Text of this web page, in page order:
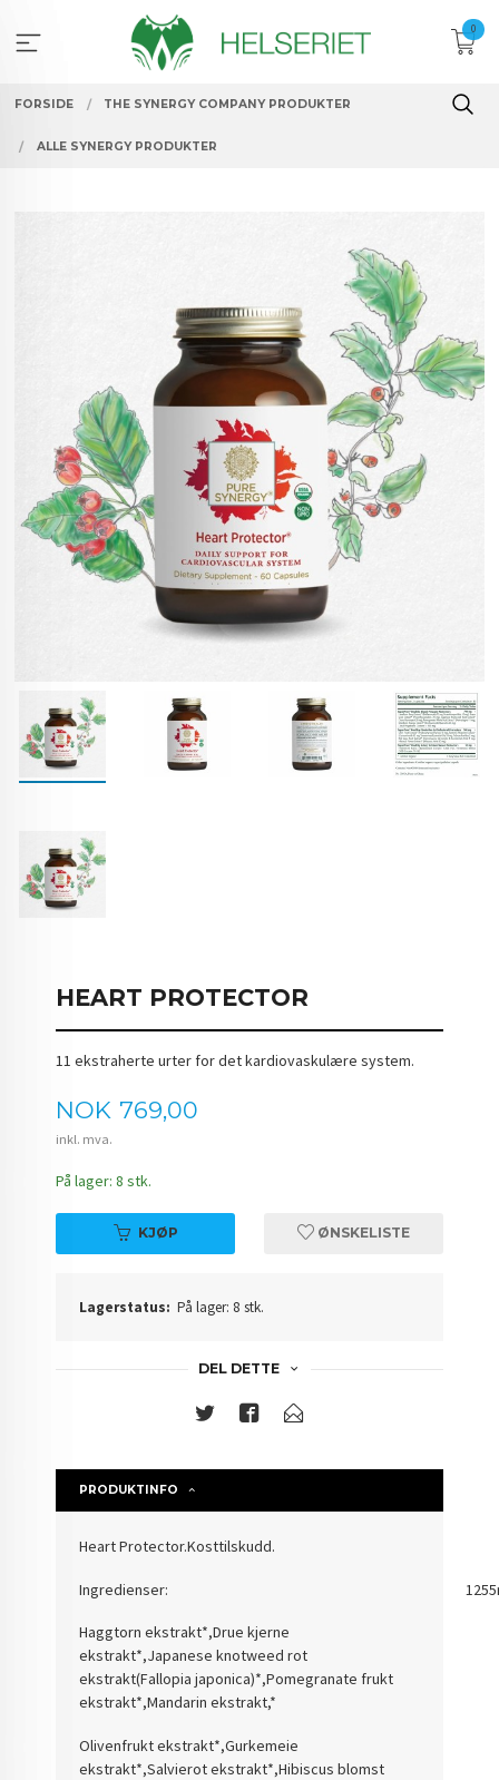
innholdet
0
FORSIDE THE SYNERGY COMPANY PRODUKTER
ALLE SYNERGY PRODUKTER
HEART PROTECTOR
11 ekstraherte urter for det kardiovaskulære system.
Pris
NOK 769,00
inkl. mva.
På lager: 8 stk.
KJØP ØNSKELISTE
Lagerstatus: På lager: 8 stk.
DEL DETTE
PRODUKTINFO
Heart Protector.Kosttilskudd.
Ingredienser:
Haggtorn ekstrakt*,Drue kjerne
ekstrakt*,Japanese knotweed rot
ekstrakt(Fallopia japonica)*,Pomegranate frukt
ekstrakt*,Mandarin ekstrakt,*
Olivenfrukt ekstrakt*,Gurkemeie
ekstrakt*,Salvierot ekstrakt*,Hibiscus blomst